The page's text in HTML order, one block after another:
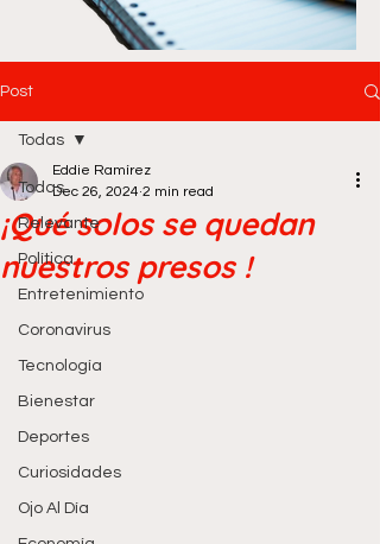
Post
Todas
Relevante
Política
Entretenimiento
Coronavirus
Tecnología
Bienestar
Deportes
Curiosidades
Ojo Al Día
Todas
¡Qué solos se quedan
nuestros presos !
Eddie Ramírez
Dec 26, 2024 2 min read